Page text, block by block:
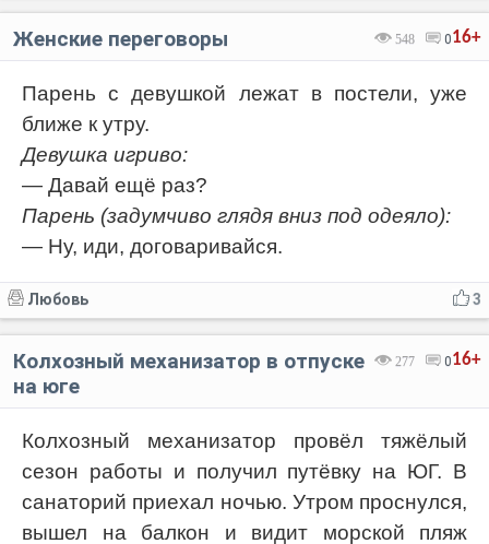
16+
548 0
Женские переговоры
Парень с девушкой лежат в постели, уже
ближе к утру.
Девушка игриво:
— Давай ещё раз?
Парень (задумчиво глядя вниз под одеяло):
— Ну, иди, договаривайся.
3
Любовь
16+
277 0
Колхозный механизатор в отпуске
на юге
Колхозный механизатор провёл тяжёлый
сезон работы и получил путёвку на ЮГ. В
санаторий приехал ночью. Утром проснулся,
вышел на балкон и видит морской пляж